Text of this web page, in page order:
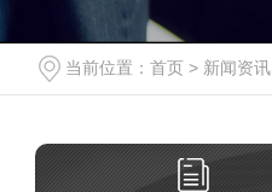
当前位置： 首页 > 新闻资讯